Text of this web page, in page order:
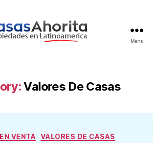
Menu
Valores De Casas
Categories
VENTA
VALORES DE CASAS